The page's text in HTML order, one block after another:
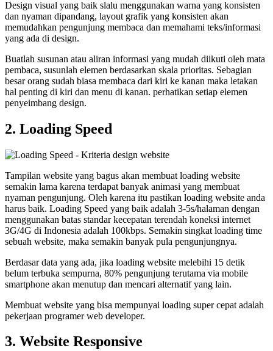
Design visual yang baik slalu menggunakan warna yang konsisten
dan nyaman dipandang, layout grafik yang konsisten akan
memudahkan pengunjung membaca dan memahami teks/informasi
yang ada di design.
Buatlah susunan atau aliran informasi yang mudah diikuti oleh mata
pembaca, susunlah elemen berdasarkan skala prioritas. Sebagian
besar orang sudah biasa membaca dari kiri ke kanan maka letakan
hal penting di kiri dan menu di kanan. perhatikan setiap elemen
penyeimbang design.
2. Loading Speed
Tampilan website yang bagus akan membuat loading website
semakin lama karena terdapat banyak animasi yang membuat
nyaman pengunjung. Oleh karena itu pastikan loading website anda
harus baik. Loading Speed yang baik adalah 3-5s/halaman dengan
menggunakan batas standar kecepatan terendah koneksi internet
3G/4G di Indonesia adalah 100kbps. Semakin singkat loading time
sebuah website, maka semakin banyak pula pengunjungnya.
Berdasar data yang ada, jika loading website melebihi 15 detik
belum terbuka sempurna, 80% pengunjung terutama via mobile
smartphone akan menutup dan mencari alternatif yang lain.
Membuat website yang bisa mempunyai loading super cepat adalah
pekerjaan programer web developer.
3. Website Responsive